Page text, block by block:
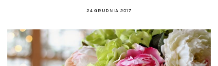
24 GRUDNIA 2017